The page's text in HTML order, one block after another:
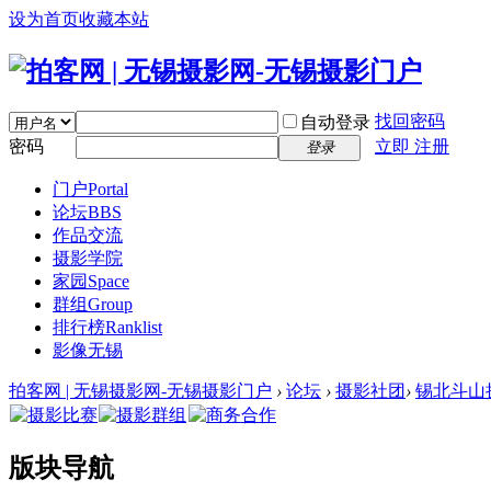
设为首页收藏本站
自动登录 找回密码
密码
登录 立即 注册
门户Portal
论坛BBS
作品交流
摄影学院
家园 Space
群组Group
排行榜Ranklist
影像无锡
拍客网 | 无锡摄影网-无锡摄影门户 › 论坛 › 摄影社团 › 锡北斗山
版块导航